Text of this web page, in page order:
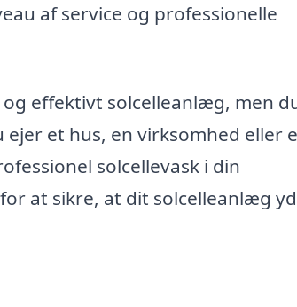
af service og professionelle
effektivt solcelleanlæg, men
et hus, en virksomhed eller
solcellevask i din
at sikre, at dit solcelleanlæg